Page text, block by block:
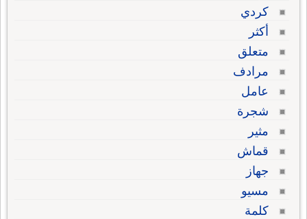
كردي
أكثر
متعلق
مرادف
عامل
شجرة
مثير
قماش
جهاز
مسيو
كلمة